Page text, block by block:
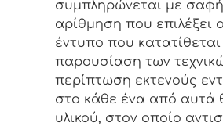
συμπληρώνεται με
αρίθμηση που επιλέξει
έντυπο που
παρουσίαση των
περίπτωση εκτενούς
στο κάθε ένα από αυτά
υλικού, στον οποίο